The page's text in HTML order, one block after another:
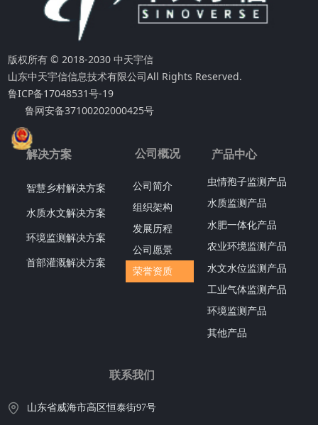
联系我们
山东省威海市高区恒泰街97号
版权所有 © 2018-2030 中天宇信
山东中天宇信信息技术有限公司All Rights Reserved.
鲁ICP备17048531号-19
鲁网安备37100202000425号
产品中心
虫情孢子监测产品
水质监测产品
水肥一体化产品
农业环境监测产品
水文水位监测产品
工业气体监测产品
环境监测产品
其他产品
智慧乡村解决方案
水质水文解决方案
环境监测解决方案
首部灌溉解决方案
解决方案
公司简介
组织架构
发展历程
公司愿景
荣誉资质
公司概况